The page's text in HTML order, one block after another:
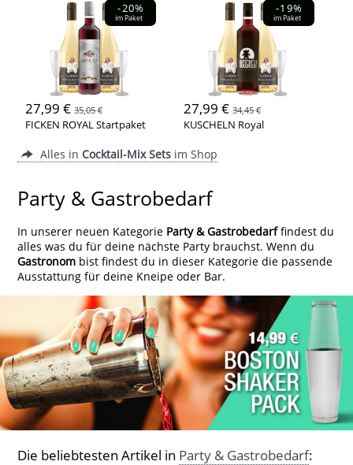
-20%
im Paket
27,99 €35,05 €
FICKEN ROYAL Startpaket
-19%
im Paket
27,99 € 34,45 €
KUSCHELN Royal
Alles in Cocktail-Mix Sets im Shop
Party & Gastrobedarf
In unserer neuen Kategorie Party & Gastrobedarffindest du
alles was du für deine nächste Party brauchst. Wenn du
Gastronom bist findest du in dieser Kategorie die passende
Ausstattung für deine Kneipe oder Bar.
Die beliebtesten Artikel in Party & Gastrobedarf: